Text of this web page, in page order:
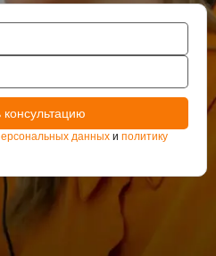
данных и политику